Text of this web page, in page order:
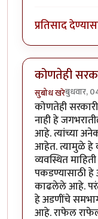
प्रतिसाद
कोणतेही
सुबोध खरेबुधवार,
कोणतेही
नाही हे
आहे. त्यांच्या
आहेत. त्यामुळे हे
व्यवस्थित
पकडण्यासाठी हे
काढलेले आहे. परंतु
हे अडणींचे
आहे. राफेल